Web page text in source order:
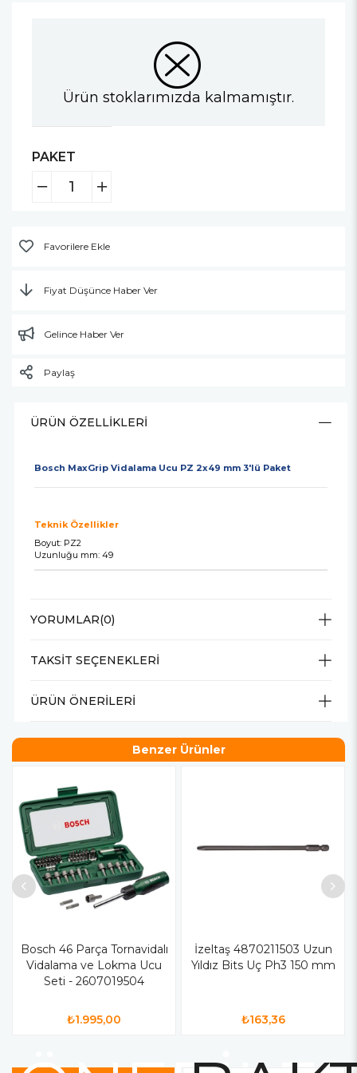
Ürün stoklarımızda kalmamıştır.
PAKET
Favorilere Ekle
Fiyat Düşünce Haber Ver
Gelince Haber Ver
Paylaş
ÜRÜN ÖZELLIKLERI
Bosch MaxGrip Vidalama Ucu PZ 2x49 mm 3'lü Paket
Teknik Özellikler
Boyut: PZ2
Uzunluğu mm: 49
YORUMLAR(0)
TAKSIT SEÇENEKLERI
ÜRÜN ÖNERILERI
Benzer Ürünler
Bosch 46 Parça Tornavidalı
Vidalama ve Lokma Ucu
Seti - 2607019504
₺1.995,00
İzeltaş 4870211503 Uzun
Yıldız Bits Uç Ph3 150 mm
₺163,36